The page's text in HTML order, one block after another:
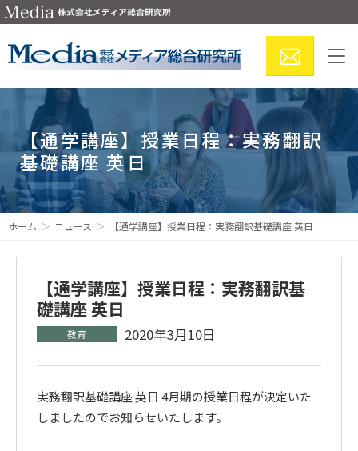
【通学講座】授業日程：実務翻訳
基礎講座 英日
ホーム ニュース 【通学講座】授業日程：実務翻訳基礎講座 英日
【通学講座】授業日程：実務翻訳基
礎講座 英日
2020年3月10日
実務翻訳基礎講座 英日 4月期の授業日程が決定いた
しましたのでお知らせいたします。